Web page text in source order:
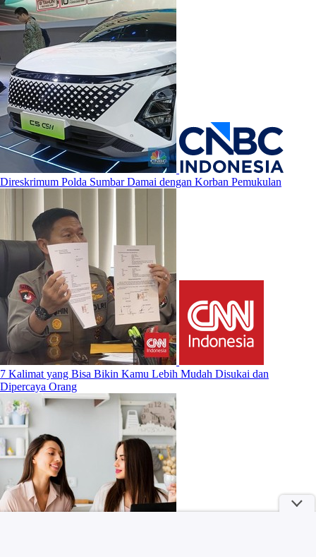
Direskrimum Polda Sumbar Damai dengan Korban Pemukulan
7 Kalimat yang Bisa Bikin Kamu Lebih Mudah Disukai dan
Dipercaya Orang